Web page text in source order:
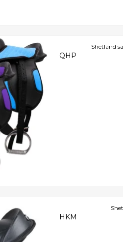
Shetland
QHP
HKM